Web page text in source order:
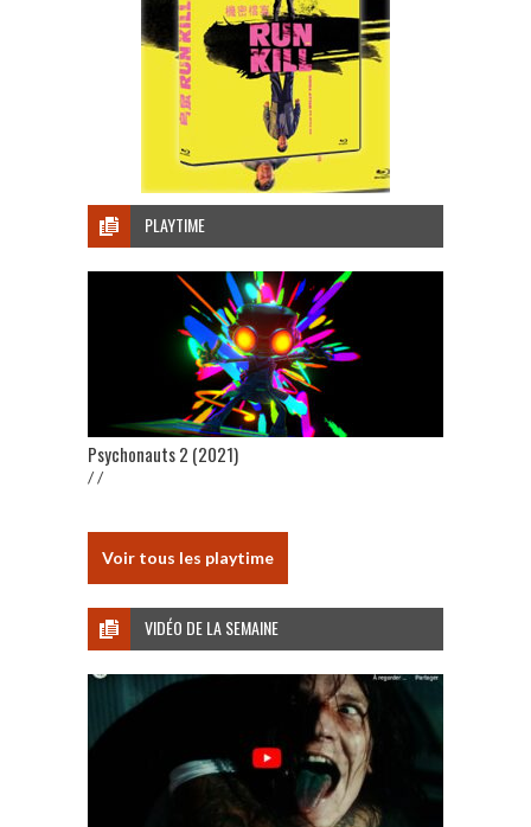
PLAYTIME
Psychonauts 2 (2021)
/ /
Voir tous les playtime
VIDÉO DE LA SEMAINE